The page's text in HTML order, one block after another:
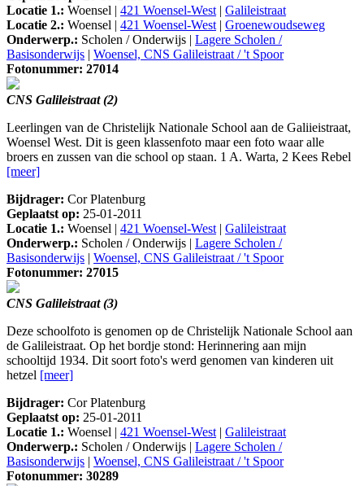
Locatie 1.: Woensel | 421 Woensel-West| Galileistraat
Locatie 2.: Woensel | 421 Woensel-West| Groenewoudseweg
Onderwerp.: Scholen / Onderwijs | Lagere Scholen /
Basisonderwijs | Woensel, CNS Galileistraat / 't Spoor
Fotonummer: 27014
CNS Galileistraat (2)
Leerlingen van de Christelijk Nationale School aan de Galiieistraat,
Woensel West. Dit is geen klassenfoto maar een foto waar alle
broers en zussen van die school op staan. 1 A. Warta, 2 Kees Rebel
[meer]
Bijdrager: Cor Platenburg
Geplaatst op: 25-01-2011
Locatie 1.: Woensel | 421 Woensel-West| Galileistraat
Onderwerp.: Scholen / Onderwijs | Lagere Scholen /
Basisonderwijs | Woensel, CNS Galileistraat / 't Spoor
Fotonummer: 27015
CNS Galileistraat (3)
Deze schoolfoto is genomen op de Christelijk Nationale School aan
de Galileistraat. Op het bordje stond: Herinnering aan mijn
schooltijd 1934. Dit soort foto's werd genomen van kinderen uit
hetzel [meer]
Bijdrager: Cor Platenburg
Geplaatst op: 25-01-2011
Locatie 1.: Woensel | 421 Woensel-West| Galileistraat
Onderwerp.: Scholen / Onderwijs | Lagere Scholen /
Basisonderwijs | Woensel, CNS Galileistraat / 't Spoor
Fotonummer: 30289